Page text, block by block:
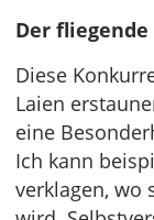
Der
Diese
Laien
eine
Ich kann
verklagen, wo